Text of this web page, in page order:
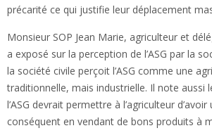
précarité ce qui justifie leur déplacement
Monsieur SOP Jean Marie, agriculteur et
a exposé sur la perception de l’ASG par la
la société civile perçoit l’ASG comme une
traditionnelle, mais industrielle. Il note aussi
l’ASG devrait permettre à l’agriculteur d’avoir
conséquent en vendant de bons produits à